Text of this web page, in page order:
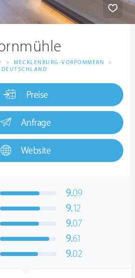
> MECKLENBURG-VORPOMMERN
>
DEUTSCHLAND
Preise
Anfrage
Website
9.09
9.12
9.07
9.61
9.02